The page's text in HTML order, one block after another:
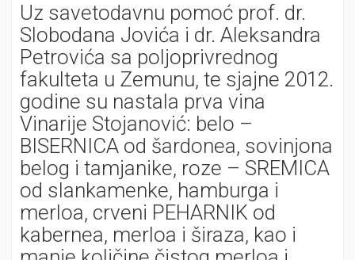
Uz savetodavnu pomoć prof. dr.
Slobodana Jovića i dr. Aleksandra
Petrovića sa poljoprivrednog
fakulteta u Zemunu, te sjajne 2012.
godine su nastala prva vina
Vinarije Stojanović: belo –
BISERNICA od šardonea, sovinjona
belog i tamjanike, roze – SREMICA
od slankamenke, hamburga i
merloa, crveni PEHARNIK od
kabernea, merloa i širaza, kao i